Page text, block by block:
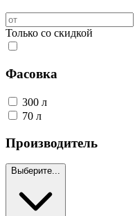
Только со скидкой
Фасовка
300 л
70 л
Производитель
Выберите...